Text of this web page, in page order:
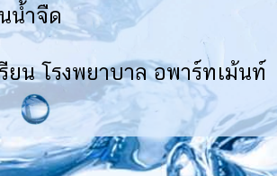
น้ำจืด
น โรงพยาบาล อพาร์ทเม้นท์